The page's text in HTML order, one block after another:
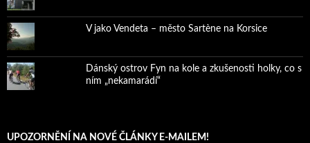
V jako Vendeta – město Sartène na Korsice
Dánský ostrov Fyn na kole a zkušenosti holky, co s
ním „nekamarádí“
UPOZORNĚNÍ NA NOVÉ ČLÁNKY E-MAILEM!